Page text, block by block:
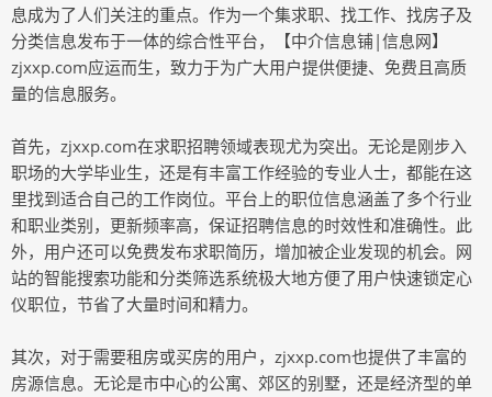
息成为了人们关注的重点。作为一个集求职、找工作、找房子及
分类信息发布于一体的综合性平台，【中介信息铺|信息网】
zjxxp.com应运而生，致力于为广大用户提供便捷、免费且高质
量的信息服务。
首先，zjxxp.com在求职招聘领域表现尤为突出。无论是刚步入
职场的大学毕业生，还是有丰富工作经验的专业人士，都能在这
里找到适合自己的工作岗位。平台上的职位信息涵盖了多个行业
和职业类别，更新频率高，保证招聘信息的时效性和准确性。此
外，用户还可以免费发布求职简历，增加被企业发现的机会。网
站的智能搜索功能和分类筛选系统极大地方便了用户快速锁定心
仪职位，节省了大量时间和精力。
其次，对于需要租房或买房的用户，zjxxp.com也提供了丰富的
房源信息。无论是市中心的公寓、郊区的别墅，还是经济型的单